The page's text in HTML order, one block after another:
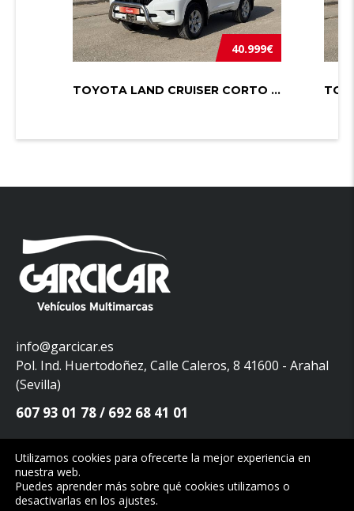
40.999€
TOYOTA LAND CRUISER CORTO 2.8 D-4D ...
info@garcicar.es
Pol. Ind. Huertodoñez, Calle Caleros, 8 41600 - Arahal
(Sevilla)
607 93 01 78 692 68 41 01
Copyright © 2026. Garcicar Vehículos Multimarcas. Todos los
derechos reservados.
Utilizamos cookies para ofrecerte la mejor experiencia en
nuestra web.
Puedes aprender más sobre qué cookies utilizamos o
desactivarlas en los ajustes.